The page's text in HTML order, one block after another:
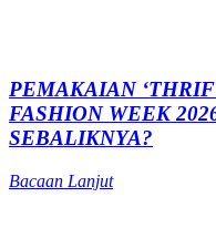
PEMAKAIAN
FASHION WEEK
SEBALIKNYA?
Bacaan Lanjut